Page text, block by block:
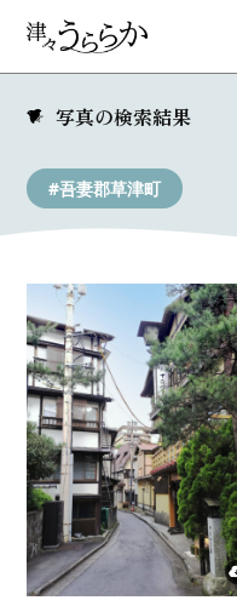
写真の検索結果
#吾妻郡草津町